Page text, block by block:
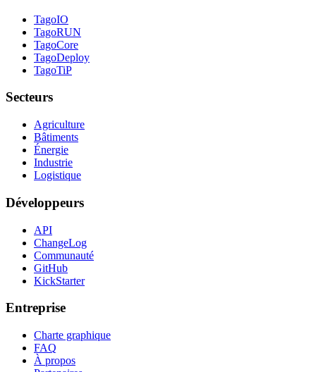
TagoIO
TagoRUN
TagoCore
TagoDeploy
TagoTiP
Secteurs
Agriculture
Bâtiments
Énergie
Industrie
Logistique
Développeurs
API
ChangeLog
Communauté
GitHub
KickStarter
Entreprise
Charte graphique
FAQ
À propos